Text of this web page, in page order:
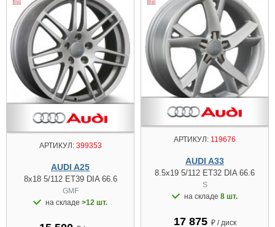
АРТИКУЛ:399353
AUDI A25
8x18 5/112 ET39 DIA 66.6
GMF
на складе >12 шт.
АРТИКУЛ: 119676
AUDI A33
8.5x19 5/112 ET32 DIA 66.6
S
на складе 8 шт.
17 875 ₽ / диск